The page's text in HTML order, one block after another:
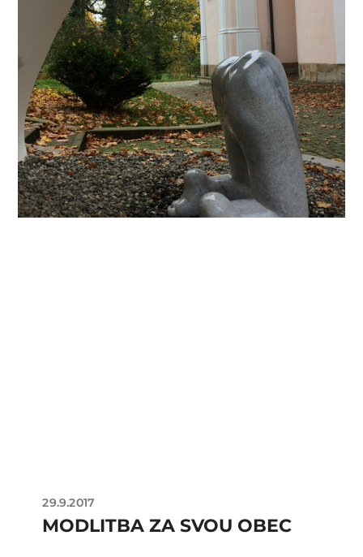
29.9.2017
MODLITBA ZA SVOU OBEC